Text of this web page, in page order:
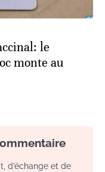
le
monte au
d’échange et de